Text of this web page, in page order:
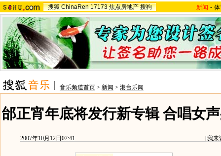
搜狐 ChinaRen 17173 焦点房地产 搜狗 新闻 -
音乐频道首页 > 新闻 > 港台乐闻
邰正宵年底将发行新专辑 合唱女
2007年10月12日07:41 [我来